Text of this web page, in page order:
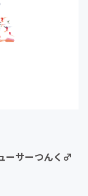
ーサーつんく♂